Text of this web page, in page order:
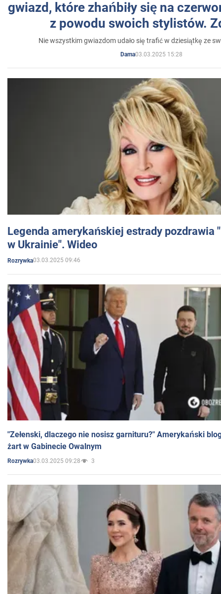
gwiazd, które zhańbiły się na
z powodu swoich stylistów.
Nie wszystkim gwiazdom udało się trafić w dziesiątkę ze
Dama03.03.2025 15:28
Legenda amerykańskiej estrady pozdrawia
w Ukrainie". Wideo
Rozrywka03.03.2025 09:46
"Zełenski, dlaczego nie nosisz garnituru?" Amerykański
żart w Gabinecie Owalnym
Rozrywka03.03.2025 09:28 3